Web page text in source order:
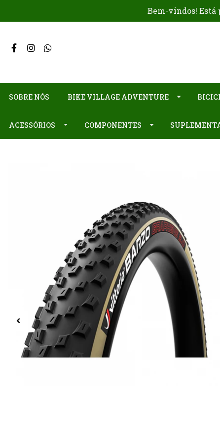
Bem-vindos! Está
SOBRE NÓS BIKE VILLAGE ADVENTURE
ACESSÓRIOS COMPONENTES